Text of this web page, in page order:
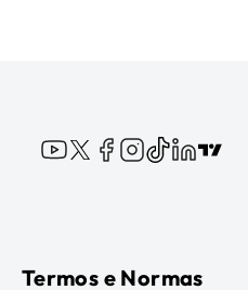
Termos e Normas